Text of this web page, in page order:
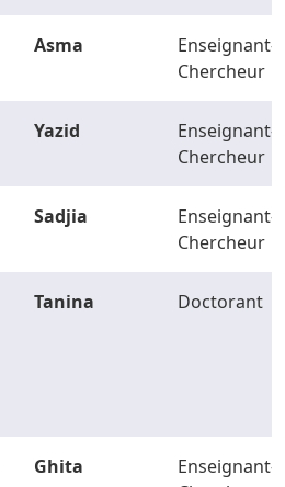
Asma
Enseignant-
Chercheur
Yazid
Enseignant-
Chercheur
Sadjia
Enseignant-
Chercheur
Tanina Doctorant
Ghita
Enseignant-